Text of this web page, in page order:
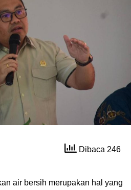
Dibaca 246
air bersih merupakan hal yang